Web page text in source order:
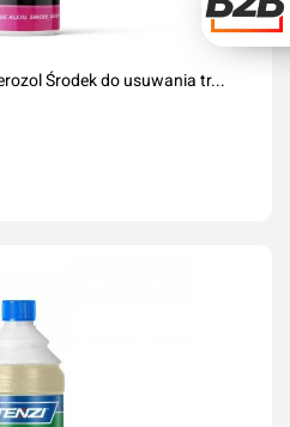
Środek do usuwania tr...